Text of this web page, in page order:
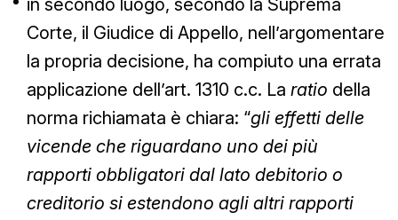
in secondo luogo, secondo la Suprema
Corte, il Giudice di Appello, nell’argomentare
la propria decisione, ha compiuto una errata
applicazione dell’art. 1310 c.c. La ratio della
norma richiamata è chiara: “gli effetti delle
vicende che riguardano uno dei più
rapporti obbligatori dal lato debitorio o
creditorio si estendono agli altri rapporti